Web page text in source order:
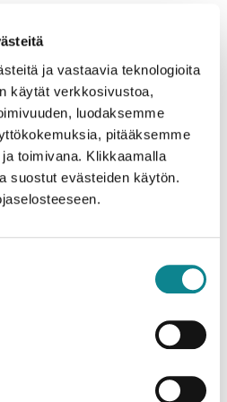
ja vastaavia teknologioita
käytät verkkosivustoa,
luodaksemme
pitääksemme
toimivana. Klikkaamalla
suostut evästeiden käytön.
ominaisuudet
voivat olla monimutkaisia
hankkeen eri vaiheissa.
ja missä
suunnittelijat, kalustetoimittajat
vastuut ja näkökulmat
onnistuneen lopputuloksen
tavoitteet, budjetin ja